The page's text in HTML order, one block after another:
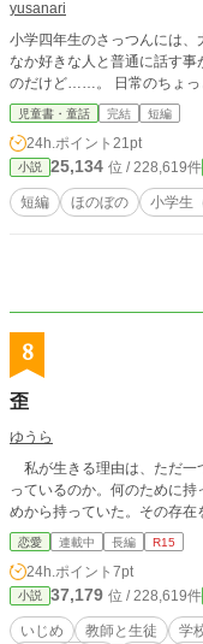
yusanari
小学四年生のさっつんには
なか好きな人と普通に話す
のだけど……。 日
児童書・童話 完結 短編
24h.ポイント 21pt
小説 25,134 位 / 228,619件
短編 ほのぼの 小学生
8
歪
ゆうら
私が生きる理由は、ただ一つ
っているのか。何のために
めから持っていた。その存
恋愛 連載中 長編 R15
24h.ポイント 7pt
小説 37,179 位 / 228,619件
いじめ 教師と生徒 学